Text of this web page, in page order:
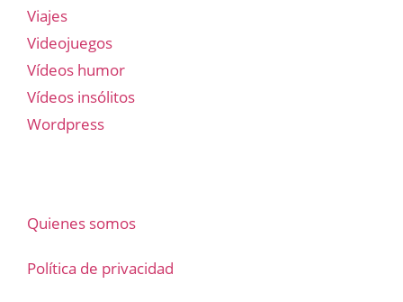
Viajes
Videojuegos
Vídeos humor
Vídeos insólitos
Wordpress
Quienes somos
Política de privacidad